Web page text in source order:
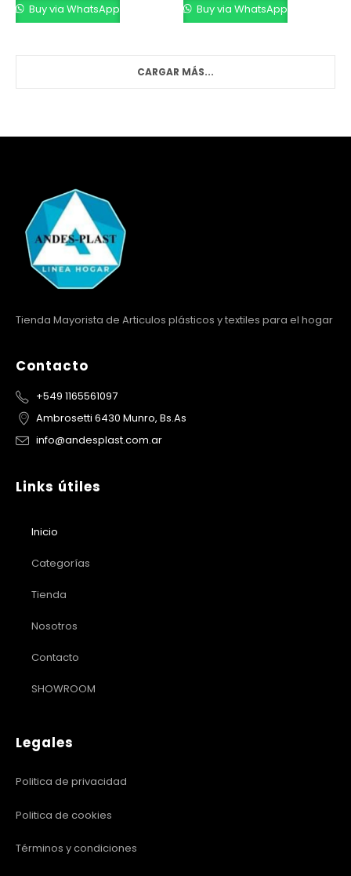
Buy via WhatsApp Buy via WhatsApp
CARGAR MÁS...
Tienda Mayorista de Articulos plásticos y textiles para el hogar
Contacto
+549 1165561097
Ambrosetti 6430 Munro, Bs.As
info@andesplast.com.ar
Links útiles
Inicio
Categorías
Tienda
Nosotros
Contacto
SHOWROOM
Legales
Politica de privacidad
Politica de cookies
Términos y condiciones